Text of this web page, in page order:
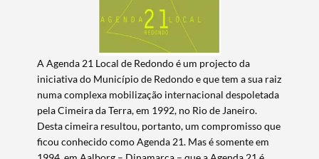
A Agenda 21 Local de Redondo é um projecto da
iniciativa do Município de Redondo e que tem a sua raiz
numa complexa mobilização internacional despoletada
pela Cimeira da Terra, em 1992, no Rio de Janeiro.
Desta cimeira resultou, portanto, um compromisso que
ficou conhecido como Agenda 21. Mas é somente em